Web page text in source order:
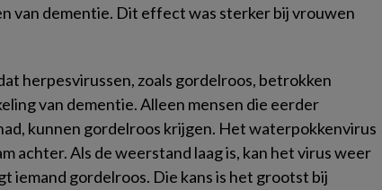
van dementie. Dit effect was sterker bij vrouwen
herpesvirussen, zoals gordelroos, betrokken
van dementie. Alleen mensen die eerder
kunnen gordelroos krijgen. Het waterpokkenvirus
achter. Als de weerstand laag is, kan het virus weer
iemand gordelroos. Die kans is het grootst bij